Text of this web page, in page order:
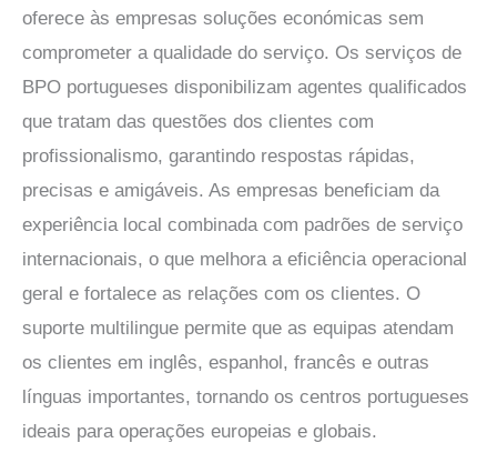
oferece às empresas soluções económicas sem
comprometer a qualidade do serviço. Os serviços de
BPO portugueses disponibilizam agentes qualificados
que tratam das questões dos clientes com
profissionalismo, garantindo respostas rápidas,
precisas e amigáveis. As empresas beneficiam da
experiência local combinada com padrões de serviço
internacionais, o que melhora a eficiência operacional
geral e fortalece as relações com os clientes. O
suporte multilingue permite que as equipas atendam
os clientes em inglês, espanhol, francês e outras
línguas importantes, tornando os centros portugueses
ideais para operações europeias e globais.